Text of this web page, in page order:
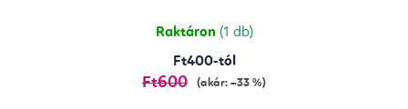
csillag.
Raktáron (1 db)
Ft400-tól
Ft600 (akár: –33 %)